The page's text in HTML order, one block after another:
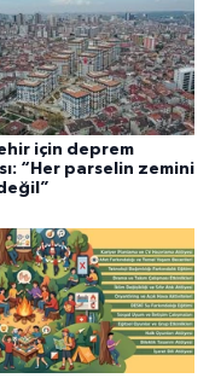
için deprem
“Her parselin zemini